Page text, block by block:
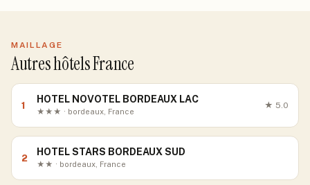
MAILLAGE
Autres hôtels France
1
HOTEL NOVOTEL BORDEAUX LAC
★★★ · bordeaux, France
★ 5.0
2
HOTEL STARS BORDEAUX SUD
★★ · bordeaux, France